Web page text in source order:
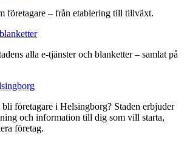
företagare – från etablering till tillväxt.
alla e-tjänster och blanketter – samlat på
företagare i Helsingborg? Staden erbjuder
och information till dig som vill starta,
företag.